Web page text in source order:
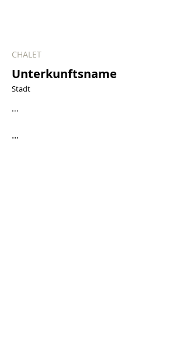
CHALET
Unterkunftsname
Stadt
...
...